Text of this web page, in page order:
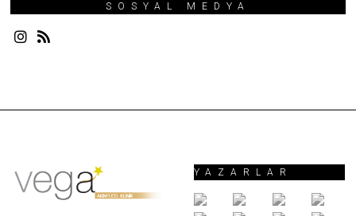
SOSYAL MEDYA
YAZARLAR